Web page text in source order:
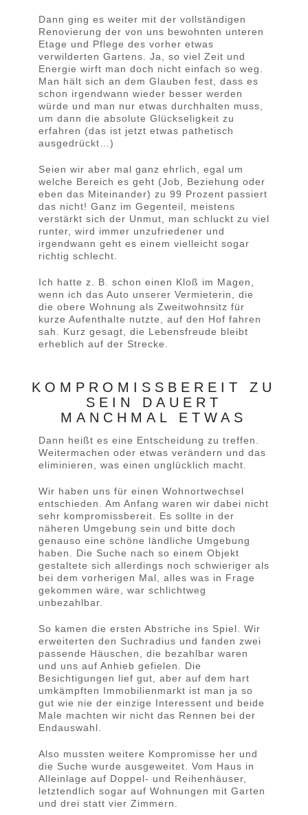
Dann ging es weiter mit der vollständigen
Renovierung der von uns bewohnten unteren
Etage und Pflege des vorher etwas
verwilderten Gartens. Ja, so viel Zeit und
Energie wirft man doch nicht einfach so weg.
Man hält sich an dem Glauben fest, dass es
schon irgendwann wieder besser werden
würde und man nur etwas durchhalten muss,
um dann die absolute Glückseligkeit zu
erfahren (das ist jetzt etwas pathetisch
ausgedrückt…)
Seien wir aber mal ganz ehrlich, egal um
welche Bereich es geht (Job, Beziehung oder
eben das Miteinander) zu 99 Prozent passiert
das nicht! Ganz im Gegenteil, meistens
verstärkt sich der Unmut, man schluckt zu viel
runter, wird immer unzufriedener und
irgendwann geht es einem vielleicht sogar
richtig schlecht.
Ich hatte z. B. schon einen Kloß im Magen,
wenn ich das Auto unserer Vermieterin, die
die obere Wohnung als Zweitwohnsitz für
kurze Aufenthalte nutzte, auf den Hof fahren
sah. Kurz gesagt, die Lebensfreude bleibt
erheblich auf der Strecke.
KOMPROMISSBEREIT ZU
SEIN DAUERT
MANCHMAL ETWAS
Dann heißt es eine Entscheidung zu treffen.
Weitermachen oder etwas verändern und das
eliminieren, was einen unglücklich macht.
Wir haben uns für einen Wohnortwechsel
entschieden. Am Anfang waren wir dabei nicht
sehr kompromissbereit. Es sollte in der
näheren Umgebung sein und bitte doch
genauso eine schöne ländliche Umgebung
haben. Die Suche nach so einem Objekt
gestaltete sich allerdings noch schwieriger als
bei dem vorherigen Mal, alles was in Frage
gekommen wäre, war schlichtweg
unbezahlbar.
So kamen die ersten Abstriche ins Spiel. Wir
erweiterten den Suchradius und fanden zwei
passende Häuschen, die bezahlbar waren
und uns auf Anhieb gefielen. Die
Besichtigungen lief gut, aber auf dem hart
umkämpften Immobilienmarkt ist man ja so
gut wie nie der einzige Interessent und beide
Male machten wir nicht das Rennen bei der
Endauswahl.
Also mussten weitere Kompromisse her und
die Suche wurde ausgeweitet. Vom Haus in
Alleinlage auf Doppel- und Reihenhäuser,
letztendlich sogar auf Wohnungen mit Garten
und drei statt vier Zimmern.